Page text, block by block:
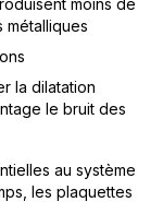
moins de
la dilatation
le bruit des
au système
les plaquettes